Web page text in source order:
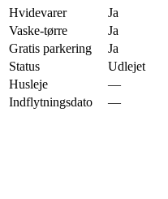
Hvidevarer
Ja
Vaske-tørre
Ja
Gratis parkering
Ja
Status
Udlejet
Husleje
—
Indflytningsdato
—